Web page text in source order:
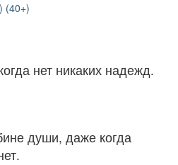
(40+)
нет никаких надежд.
души, даже когда